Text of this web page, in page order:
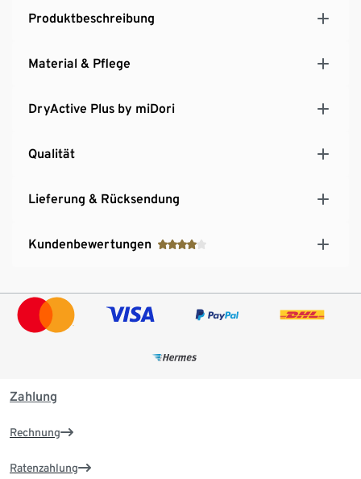
Produktbeschreibung
Material & Pflege
DryActive Plus by miDori
Qualität
Lieferung & Rücksendung
Kundenbewertungen
Zahlung
Rechnung
Ratenzahlung